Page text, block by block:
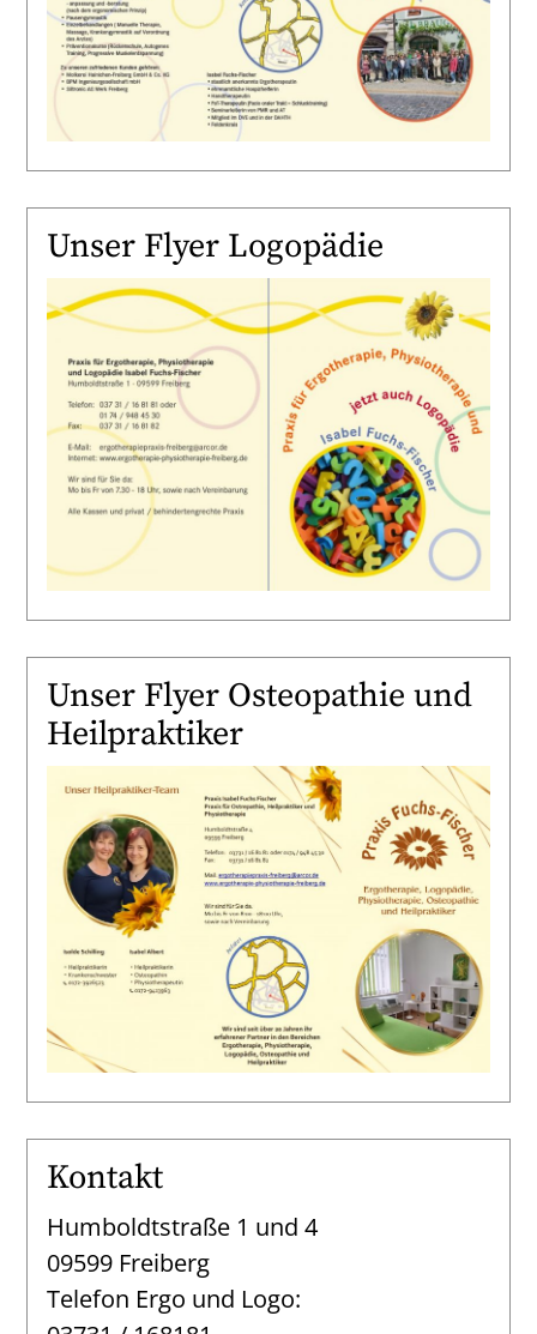
Unser Flyer Logopädie
Unser Flyer Osteopathie und
Heilpraktiker
Kontakt
Humboldtstraße 1 und 4
09599 Freiberg
Telefon Ergo und Logo: